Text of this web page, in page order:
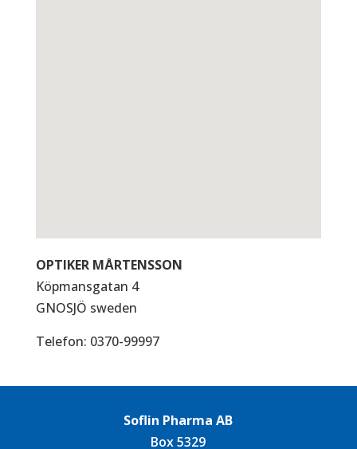
OPTIKER MÅRTENSSON
Köpmansgatan 4
GNOSJÖ sweden
Telefon: 0370-99997
Soflin Pharma AB
Box 5329